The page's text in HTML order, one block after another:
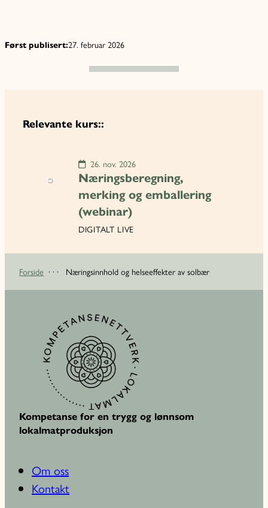
Først publisert:27. februar 2026
Relevante kurs::
26. nov. 2026
Næringsberegning,
merking og emballering
(webinar)
DIGITALT LIVE
Forside · · · Næringsinnhold og helseeffekter av solbær
Kompetanse for en trygg og lønnsom
lokalmatproduksjon
Om oss
Kontakt